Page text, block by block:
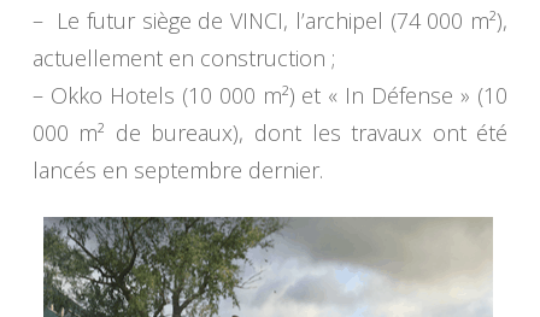
– Le futur siège de VINCI, l’archipel (74 000 m²),
actuellement en construction ;
– Okko Hotels (10 000 m²) et « In Défense » (10
000 m² de bureaux), dont les travaux ont été
lancés en septembre dernier.